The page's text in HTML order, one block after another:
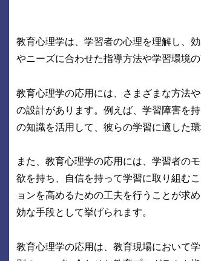
教育心理学は、学習者の心理を理解し、
やニーズに合わせた指導方法や学習環境
教育心理学の応用には、さまざまな方法
の設計があります。例えば、学習障害を
の知識を活用して、彼らの学習に適した
また、教育心理学の応用には、学習者の
欲を持ち、自信を持って学習に取り組む
ョンを高めるための工夫を行うことが求
効な手段として挙げられます。
教育心理学の応用は、教育現場において